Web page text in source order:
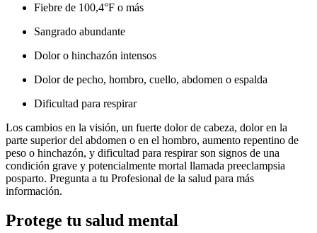
Fiebre de 100,4°F o más
Sangrado abundante
Dolor o hinchazón intensos
Dolor de pecho, hombro, cuello, abdomen o espalda
Dificultad para respirar
Los cambios en la visión, un fuerte dolor de cabeza, dolor en la
parte superior del abdomen o en el hombro, aumento repentino de
peso o hinchazón, y dificultad para respirar son signos de una
condición grave y potencialmente mortal llamada preeclampsia
posparto. Pregunta a tu Profesional de la salud para más
información.
Protege tu salud mental